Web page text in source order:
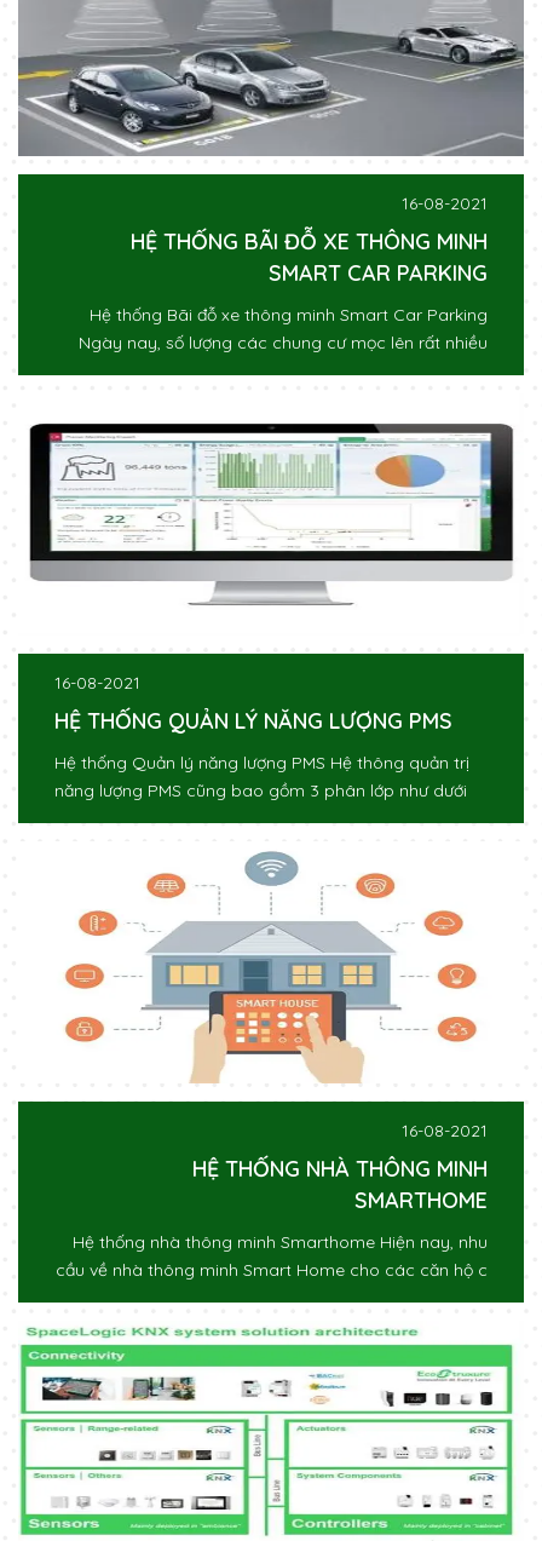
16-08-2021
HỆ THỐNG BÃI ĐỖ XE THÔNG MINH
SMART CAR PARKING
Hệ thống Bãi đỗ xe thông minh Smart Car Parking
Ngày nay, số lượng các chung cư mọc lên rất nhiều
16-08-2021
HỆ THỐNG QUẢN LÝ NĂNG LƯỢNG PMS
Hệ thống Quản lý năng lượng PMS Hệ thông quản trị
năng lượng PMS cũng bao gồm 3 phân lớp như dưới
16-08-2021
HỆ THỐNG NHÀ THÔNG MINH
SMARTHOME
Hệ thống nhà thông minh Smarthome Hiện nay, nhu
cầu về nhà thông minh Smart Home cho các căn hộ c